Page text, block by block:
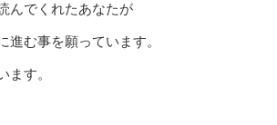
んでくれたあなたが
進む事を願っています。
ます。